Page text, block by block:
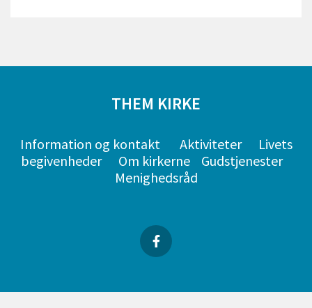
THEM KIRKE
Information og kontakt Aktiviteter
Livets
begivenheder
Om kirkerne
Gudstjenester
Menighedsråd